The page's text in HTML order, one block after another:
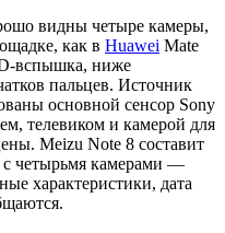
видны четыре камеры,
как в Huawei Mate
вспышка, ниже
пальцев. Источник
основной сенсор Sony
телевиком и камерой для
Meizu Note 8 составит
с четырьмя камерами —
характеристики, дата